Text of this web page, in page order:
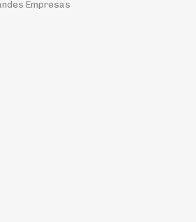
Empresas